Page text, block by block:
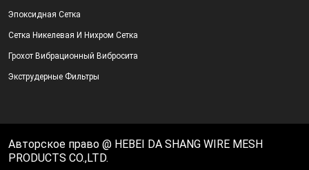
Эпоксидная Сетка
Сетка Никелевая И Нихром Сетка
Грохот Вибрационный Вибросита
Экструдерные Фильтры
Авторское право @ HEBEI DA SHANG WIRE MESH
PRODUCTS CO.,LTD.